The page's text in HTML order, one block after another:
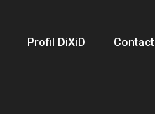
Profil DiXiD Contact